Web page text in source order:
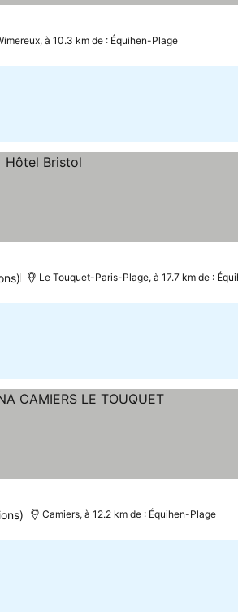
à 10.3 km de : Équihen-Plage
Le Touquet-Paris-Plage, à 17.7 km de :
Camiers, à 12.2 km de : Équihen-Plage